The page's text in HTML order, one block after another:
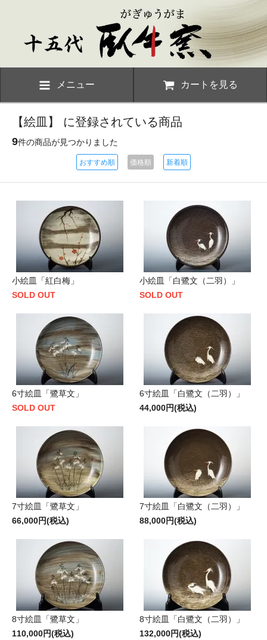
メニュー カートを見る
【絵皿】 に登録されている商品
9件の商品が見つかりました
おすすめ順 価格順 新着順
小絵皿「紅白梅」
SOLD OUT
小絵皿「白鷺文（二羽）」
SOLD OUT
6寸絵皿「鷺草文」
SOLD OUT
6寸絵皿「白鷺文（二羽）」
44,000円(税込)
7寸絵皿「鷺草文」
66,000円(税込)
7寸絵皿「白鷺文（二羽）」
88,000円(税込)
8寸絵皿「鷺草文」
110,000円(税込)
8寸絵皿「白鷺文（二羽）」
132,000円(税込)